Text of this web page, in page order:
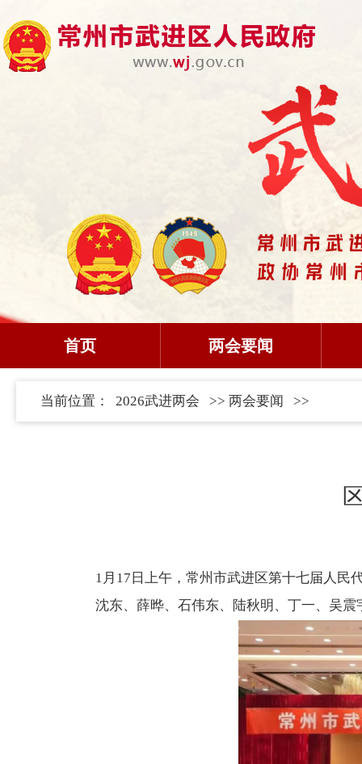
首页 两会要闻
当前位置： 2026武进两会 >> 两会要闻 >>
1月17日上午，常州市武进区第十七届人民
沈东、薛晔、石伟东、陆秋明、丁一、吴震